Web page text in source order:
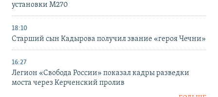
установки M270
18:10
Старший сын Кадырова получил звание «героя Чечни»
16:27
Легион «Свобода России» показал кадры разведки
моста через Керченский пролив